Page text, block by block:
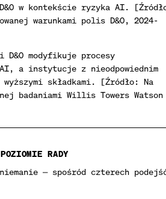
w kontekście ryzyka AI.
warunkami polis D&O, 2024-
modyfikuje procesy
a instytucje z nieodpowiednim
składkami. [Źródło: Na
badaniami Willis Towers
RADY
— spośród czterech